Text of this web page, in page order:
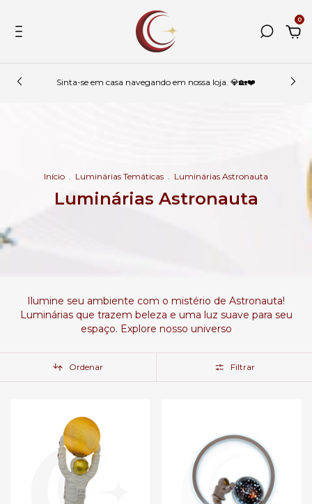
0
Sinta-se em casa navegando em nossa loja. 💎🏡❤️
Início . Luminárias Temáticas . Luminárias Astronauta
Luminárias Astronauta
Ilumine seu ambiente com o mistério de Astronauta!
Luminárias que trazem beleza e uma luz suave para seu
espaço. Explore nosso universo
Ordenar Filtrar